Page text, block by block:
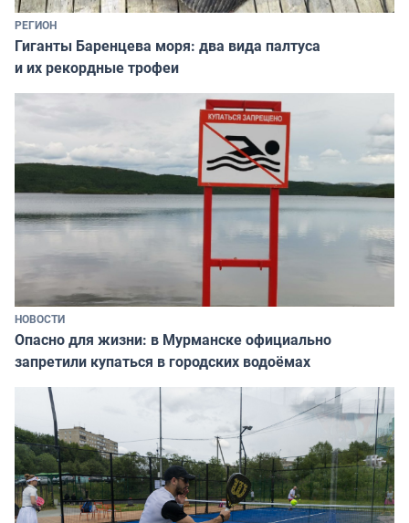
РЕГИОН
Гиганты Баренцева моря: два вида палтуса
и их рекордные трофеи
НОВОСТИ
Опасно для жизни: в Мурманске официально
запретили купаться в городских водоёмах